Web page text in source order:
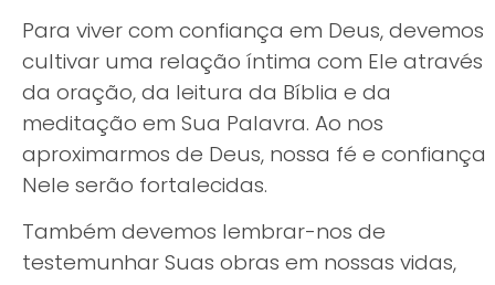
Para viver com confiança em Deus, devemos
cultivar uma relação íntima com Ele através
da oração, da leitura da Bíblia e da
meditação em Sua Palavra. Ao nos
aproximarmos de Deus, nossa fé e confiança
Nele serão fortalecidas.
Também devemos lembrar-nos de
testemunhar Suas obras em nossas vidas,